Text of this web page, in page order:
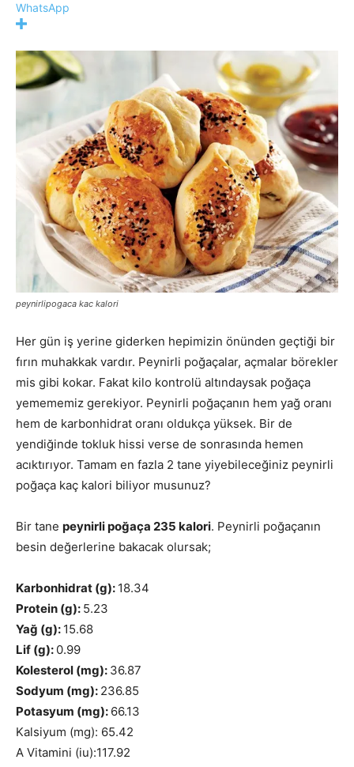
WhatsApp
peynirlipogaca kac kalori
Her gün iş yerine giderken hepimizin önünden geçtiği bir
fırın muhakkak vardır. Peynirli poğaçalar, açmalar börekler
mis gibi kokar. Fakat kilo kontrolü altındaysak poğaça
yemememiz gerekiyor. Peynirli poğaçanın hem yağ oranı
hem de karbonhidrat oranı oldukça yüksek. Bir de
yendiğinde tokluk hissi verse de sonrasında hemen
acıktırıyor. Tamam en fazla 2 tane yiyebileceğiniz peynirli
poğaça kaç kalori biliyor musunuz?
Bir tane peynirli poğaça 235 kalori. Peynirli poğaçanın
besin değerlerine bakacak olursak;
Karbonhidrat (g): 18.34
Protein (g): 5.23
Yağ (g): 15.68
Lif (g): 0.99
Kolesterol (mg): 36.87
Sodyum (mg): 236.85
Potasyum (mg): 66.13
Kalsiyum (mg): 65.42
A Vitamini (iu):117.92